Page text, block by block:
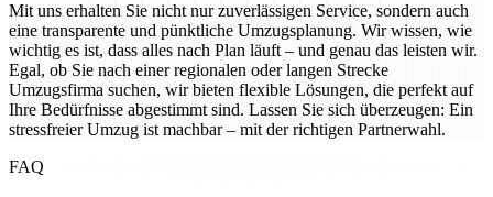
Mit uns erhalten Sie nicht nur zuverlässigen Service, sondern auch
eine transparente und pünktliche Umzugsplanung. Wir wissen, wie
wichtig es ist, dass alles nach Plan läuft – und genau das leisten wir.
Egal, ob Sie nach einer regionalen oder langen Strecke
Umzugsfirma suchen, wir bieten flexible Lösungen, die perfekt auf
Ihre Bedürfnisse abgestimmt sind. Lassen Sie sich überzeugen: Ein
stressfreier Umzug ist machbar – mit der richtigen Partnerwahl.
FAQ